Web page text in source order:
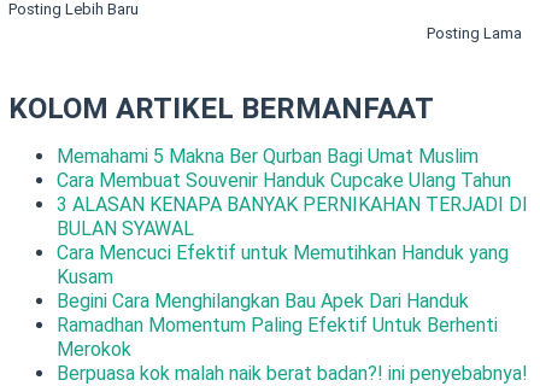
Posting Lebih Baru
Posting Lama
KOLOM ARTIKEL BERMANFAAT
Memahami 5 Makna Ber Qurban Bagi Umat Muslim
Cara Membuat Souvenir Handuk Cupcake Ulang Tahun
3 ALASAN KENAPA BANYAK PERNIKAHAN TERJADI DI
BULAN SYAWAL
Cara Mencuci Efektif untuk Memutihkan Handuk yang
Kusam
Begini Cara Menghilangkan Bau Apek Dari Handuk
Ramadhan Momentum Paling Efektif Untuk Berhenti
Merokok
Berpuasa kok malah naik berat badan?! ini penyebabnya!